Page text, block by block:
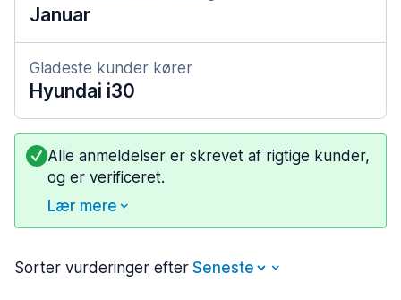
Januar
Gladeste kunder kører
Hyundai i30
Alle anmeldelser er skrevet af rigtige kunder,
og er verificeret.
Lær mere
Sorter vurderinger efter